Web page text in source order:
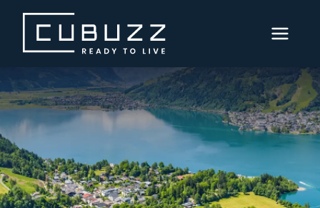
MENÜ
AKTUELLE
IMMOBILIEN
DIENSTLEISTUNGEN
ÜBER
UNS